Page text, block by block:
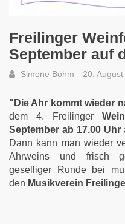
Freilinger
September auf
Simone Böhm 20.
"Die Ahr kommt wieder
dem 4. Freilinger
September ab 17.00 Uhr
Dann kann man wieder
Ahrweins und frisch
geselliger Runde bei
den Musikverein